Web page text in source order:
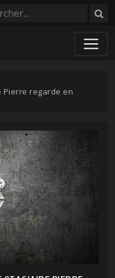
Pierre regarde en